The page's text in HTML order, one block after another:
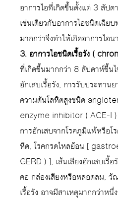
อาการไอที่เกิดขึ้นตั้งแต่ 3 สัป
เช่นเดียวกับอาการไอชนิดเฉีย
มากกว่าจึงทำให้เกิดอาการไอ
3. อาการไอชนิดเรื้อรัง (
ที่เกิดขึ้นมากกว่า 8 สัปดาห์ขึ้น
อักเสบเรื้อรัง, การรับประทาน
ความดันโลหิตสูงชนิด
enzyme inhibitor ( ACE-I )
การอักเสบจากโรคภูมิแพ้หรือโ
หืด, โรคกรดไหลย้อน [
GERD ) ], เส้นเสียงอักเสบเรื้
คอ กล่องเสียงหรือหลอดลม, วั
เรื้อรัง อาจมีสาเหตุมากกว่าหนึ่